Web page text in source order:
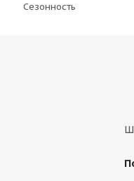
Сезонность